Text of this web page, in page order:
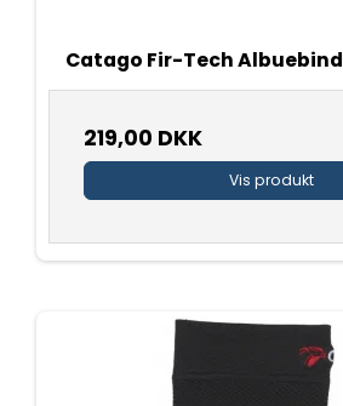
Catago Fir-Tech Albuebind
219,00 DKK
Vis produkt